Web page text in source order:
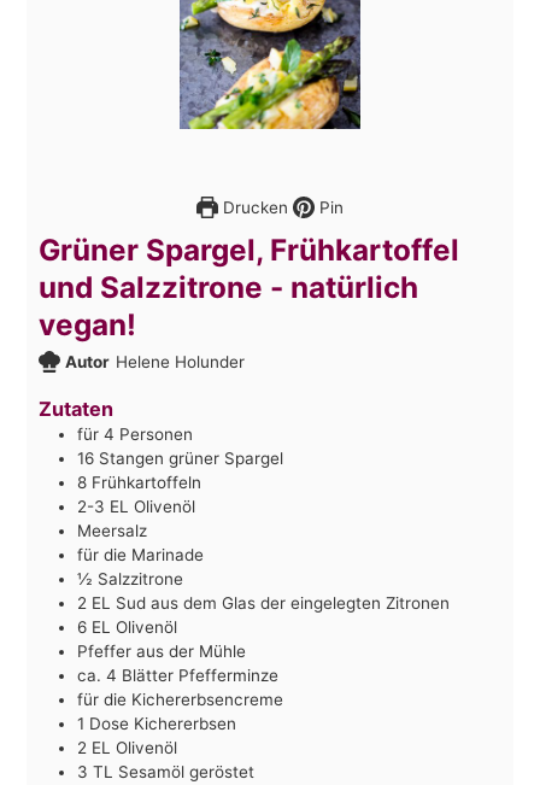
Drucken Pin
Grüner Spargel, Frühkartoffel
und Salzzitrone - natürlich
vegan!
Autor Helene Holunder
Zutaten
für 4 Personen
16 Stangen grüner Spargel
8 Frühkartoffeln
2-3 EL Olivenöl
Meersalz
für die Marinade
½ Salzzitrone
2 EL Sud aus dem Glas der eingelegten Zitronen
6 EL Olivenöl
Pfeffer aus der Mühle
ca. 4 Blätter Pfefferminze
für die Kichererbsencreme
1 Dose Kichererbsen
2 EL Olivenöl
3 TL Sesamöl geröstet